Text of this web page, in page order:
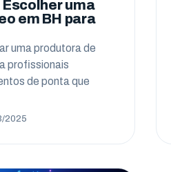
uma
em BH para
uma produtora de
profissionais
de ponta que
2025